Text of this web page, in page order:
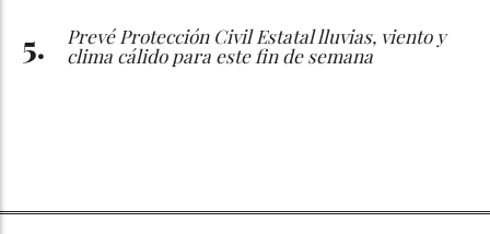
Prevé Protección Civil Estatal lluvias, viento y
clima cálido para este fin de semana